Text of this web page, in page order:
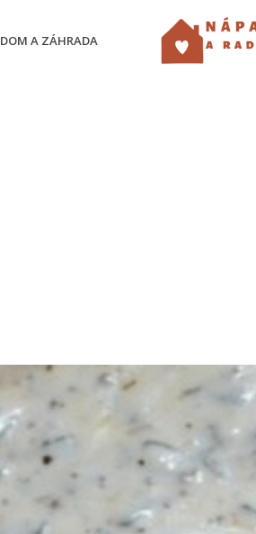
DOM A ZÁHRADA